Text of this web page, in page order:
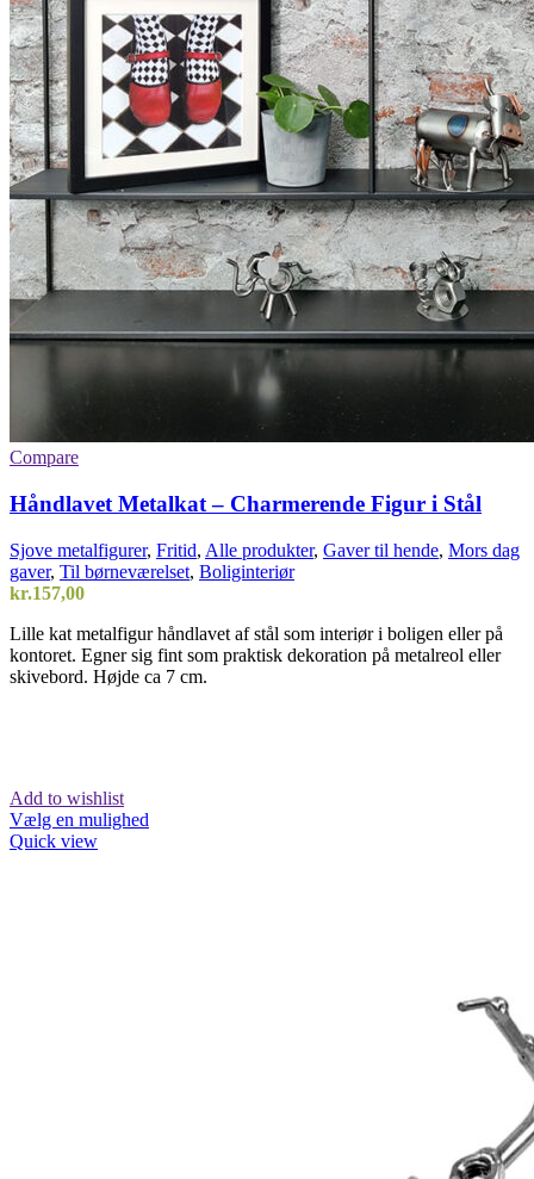
Compare
Håndlavet Metalkat – Charmerende Figur i Stål
Sjove metalfigurer, Fritid, Alle produkter, Gaver til hende, Mors dag
gaver, Til børneværelset, Boliginteriør
kr.157,00
Lille kat metalfigur håndlavet af stål som interiør i boligen eller på
kontoret. Egner sig fint som praktisk dekoration på metalreol eller
skivebord. Højde ca 7 cm.
Add to wishlist
Vælg en mulighed
Quick view